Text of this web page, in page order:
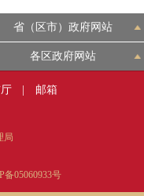
省（区市）政府网站
各区政府网站
邮箱
局
备05060933号